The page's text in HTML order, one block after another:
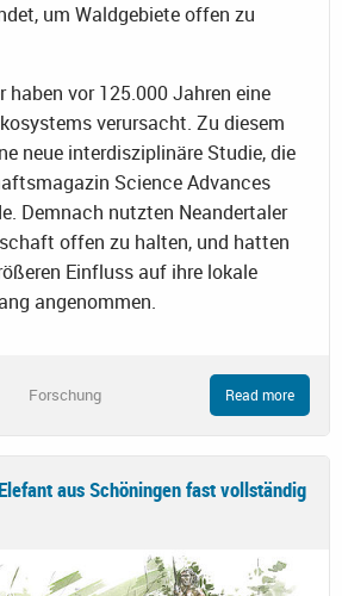
um Waldgebiete offen zu
haben vor 125.000 Jahren eine
verursacht. Zu diesem
neue interdisziplinäre Studie, die
Science Advances
Demnach nutzten Neandertaler
offen zu halten, und hatten
Einfluss auf ihre lokale
angenommen.
Forschung Read more
aus Schöningen fast vollständig